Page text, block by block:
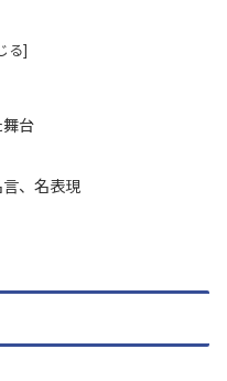
台
、名表現